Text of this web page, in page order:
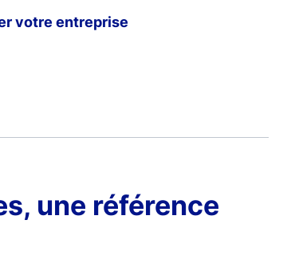
votre entreprise
une référence